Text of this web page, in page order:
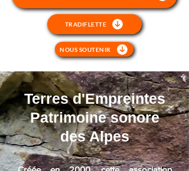
NOUS SOUTENIR
TRADIFLETTE
​Terres d'Empreintes
Patrimoine sonore
des Alpes